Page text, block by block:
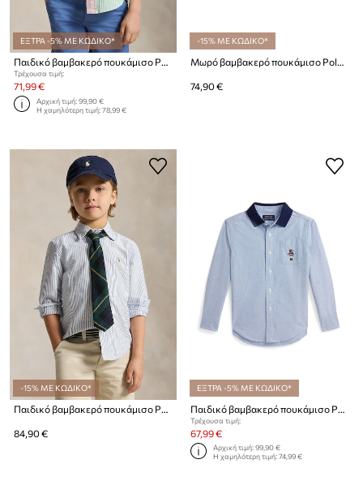
ΕΞΤΡΑ -5% ΜΕ ΚΩΔΙΚΟ*
Παιδικό βαμβακερό πουκάμισο Polo Ralph Lauren
Τρέχουσα τιμή:
71,99 €
Αρχική τιμή:99,90 €
Η χαμηλότερη τιμή:78,99 €
-15% ΜΕ ΚΩΔΙΚΟ*
Μωρό βαμβακερό πουκάμισο Polo Ralph Lauren
74,90 €
-15% ΜΕ ΚΩΔΙΚΟ*
84,90 €
ΕΞΤΡΑ -5% ΜΕ ΚΩΔΙΚΟ*
Τρέχουσα τιμή:
67,99 €
Αρχική τιμή:99,90 €
Η χαμηλότερη τιμή:74,99 €